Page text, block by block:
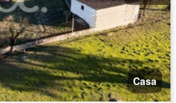
Casa